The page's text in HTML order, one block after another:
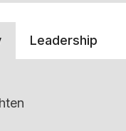
Leadership